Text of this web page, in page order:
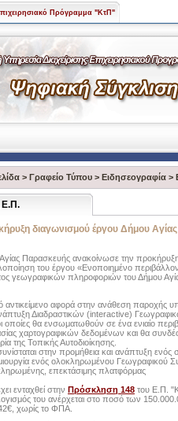
Πρόγραμμα "ΚτΠ"
> Γραφείο Τύπου > Ειδησεογραφία >
Ε.Π.
διαγωνισμού έργου Δήμου
Παρασκευής ανακοίνωσε την προκήρυξη
του έργου «Ενοποιημένο
γεωγραφικών πληροφοριών του Δήμου
αντικείμενο αφορά στην ανάθεση παροχής
Διαδραστικών (interactive)
οποίες θα ενσωματωθούν σε ένα ενιαίο
χαρτογραφικών δεδομένων και θα
της Τοπικής Αυτοδιοίκησης.
στην προμήθεια και ανάπτυξη
ενός ολοκληρωμένου Γεωγραφικού
επεκτάσιμης πλατφόρμας
ενταχθεί στην Πρόσκληση 148 του Ε.Π.
του ανέρχεται στο ποσό των
χωρίς το ΦΠΑ.